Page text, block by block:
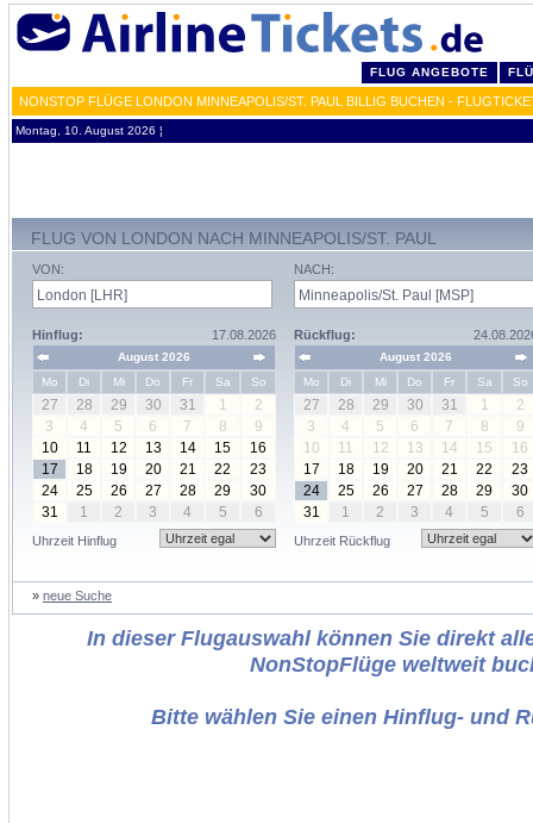
FLUG ANGEBOTE
NONSTOP FLÜGE LONDON MINNEAPOLIS/ST. PAUL BILLIG BUCHEN -
Montag, 10. August 2026 ¦
FLUG VON LONDON NACH MINNEAPOLIS/ST. PAUL
VON:
Hinflug: 17.08.2026
August 2026
Mo
Di Mi Do Fr Sa So
27 28 29 30 31 1
2
3
4 5 6 7 8
9
10
11 12 13 14 15
16
17
18 19 20 21 22
23
24
25 26 27 28 29
30
31
1 2 3 4 5 6
Uhrzeit Hinflug
NACH:
Rückflug:
August 2026
Mo
Di Mi Do Fr Sa So
27 28 29 30 31 1
2
3
4 5 6 7 8
9
10
11 12 13 14 15
16
17
18 19 20 21 22
23
24
25 26 27 28 29
30
31
1 2 3 4 5 6
Uhrzeit Rückflug
» neue Suche
In dieser Flugauswahl können Sie direkt
NonStopFlüge weltweit
Bitte wählen Sie einen Hinflug- und